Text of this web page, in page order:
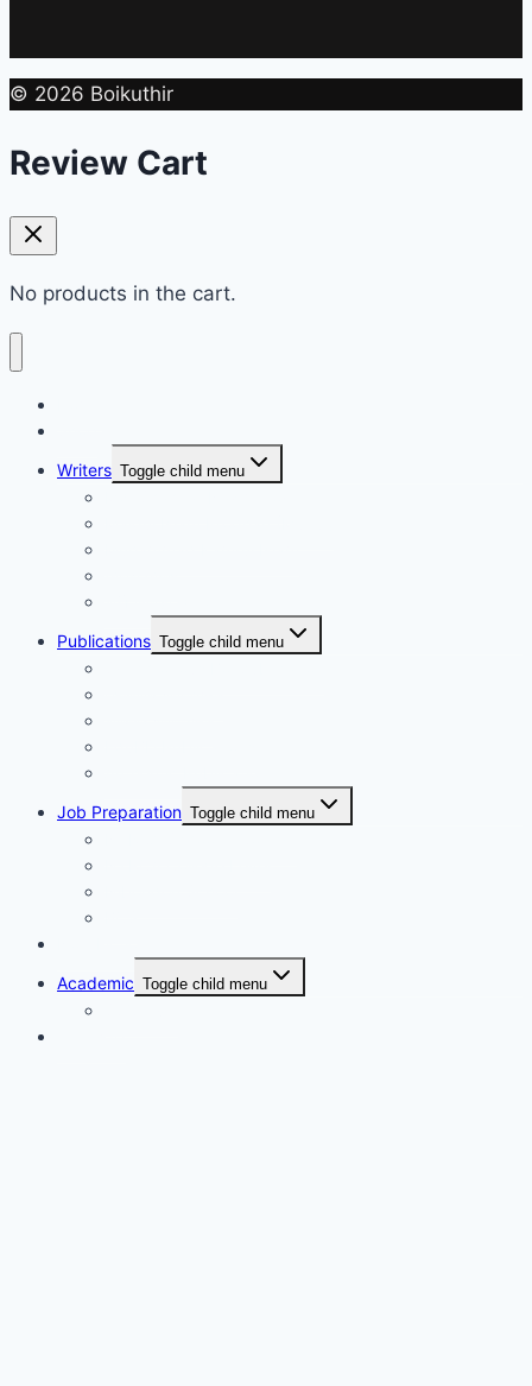
© 2026 Boikuthir
Review Cart
No products in the cart.
Writers Toggle child menu
Publications Toggle child menu
Job Preparation Toggle child menu
Academic Toggle child menu